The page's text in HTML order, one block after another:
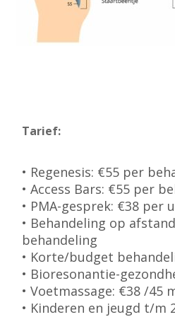
Tarief:
• Regenesis: €55 per
• Access Bars: €55 per
• PMA-gesprek: €38 per
• Behandeling op
behandeling
• Korte/budget
• Bioresonantie-
• Voetmassage: €38 /45
• Kinderen en jeugd t/m